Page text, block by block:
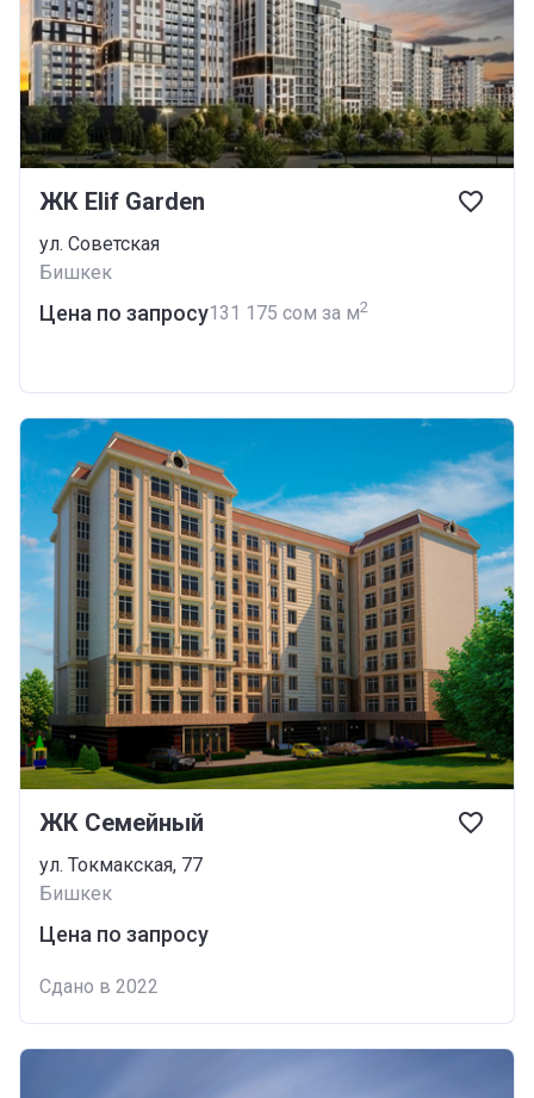
ЖК Elif Garden
ул. Советская
Бишкек
Цена по запросу‍131 175 сом за м2
ЖК Семейный
ул. Токмакская, 77
Бишкек
Цена по запросу
Сдано в 2022